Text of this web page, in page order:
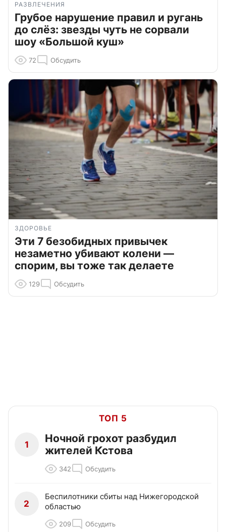
РАЗВЛЕЧЕНИЯ
Грубое нарушение правил и ругань
до слёз: звезды чуть не сорвали
шоу «Большой куш»
72 Обсудить
ЗДОРОВЬЕ
Эти 7 безобидных привычек
незаметно убивают колени —
спорим, вы тоже так делаете
129 Обсудить
ТОП 5
1
Ночной грохот разбудил
жителей Кстова
342 Обсудить
2
Беспилотники сбиты над Нижегородской
областью
209 Обсудить